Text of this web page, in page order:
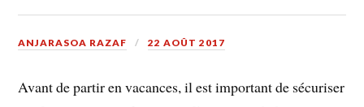
ANJARASOA RAZAF 22 AOÛT 2017
Avant de partir en vacances, il est important de sécuriser